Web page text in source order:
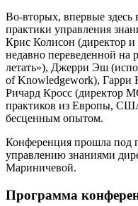
Во-вторых, впервые
практики управления
Крис Колисон (директор и
недавно переведенной на
летать»), Джерри Эш
of Knowledgework), Гарри
Ричард Кросс (директор
практиков из Европы,
бесценным опытом.
Конференция прошла под
управлению знаниями
Мариничевой.
Программа